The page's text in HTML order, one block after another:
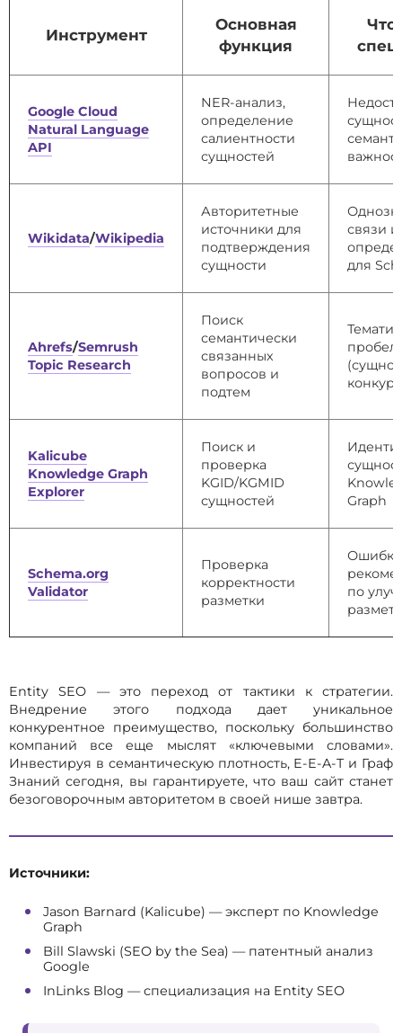
Инструмент
Основная
функция
Что
Google Cloud
Natural Language
API
NER-анализ,
определение
салиентности
сущностей
Wikidata/Wikipedia
Авторитетные
источники для
подтверждения
сущности
связи и
для
Ahrefs/Semrush
Topic Research
Поиск
семантически
связанных
вопросов и
подтем
Kalicube
Knowledge Graph
Explorer
Поиск и
проверка
KGID/KGMID
сущностей
Graph
Schema.org
Validator
Проверка
корректности
разметки
по
Entity SEO — это переход от тактики к стратегии.
Внедрение этого подхода дает уникальное
конкурентное преимущество, поскольку большинство
компаний все еще мыслят «ключевыми словами».
Инвестируя в семантическую плотность, E-E-A-T и Граф
Знаний сегодня, вы гарантируете, что ваш сайт станет
безоговорочным авторитетом в своей нише завтра.
Источники:
Jason Barnard (Kalicube) — эксперт по Knowledge
Graph
Bill Slawski (SEO by the Sea) — патентный анализ
Google
InLinks Blog — специализация на Entity SEO